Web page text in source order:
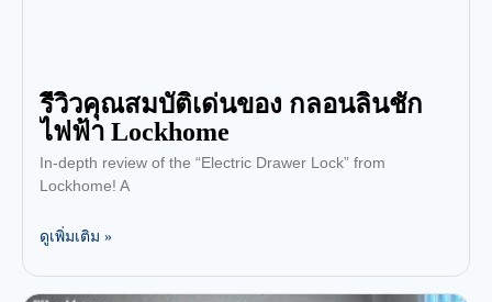
รีวิวคุณสมบัติเด่นของ กลอนลิ้นชัก
ไฟฟ้า Lockhome
In-depth review of the “Electric Drawer Lock” from
Lockhome! A
ดูเพิ่มเติม »